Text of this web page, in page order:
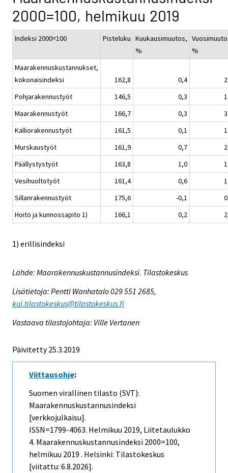
2000=100, helmikuu 2019
Indeksi 2000=100 Pisteluku Kuukausimuutos,
%
%
Maarakennuskustannukset,
kokonaisindeksi
162,8 0,4
Pohjarakennustyöt
146,5 0,3
Maarakennustyöt
166,7 0,3
Kalliorakennustyöt
161,5 0,1
Murskaustyöt
161,9 0,7
Päällystystyöt
163,8 1,0
Vesihuoltotyöt
161,4 0,6
Sillanrakennustyöt
175,6 -0,1
Hoito ja kunnossapito 1)
166,1 0,2
1) erillisindeksi
Lähde: Maarakennuskustannusindeksi. Tilastokeskus
Lisätietoja: Pentti Wanhatalo 029 551 2685,
kui.tilastokeskus@tilastokeskus.fi
Vastaava tilastojohtaja: Ville Vertanen
Päivitetty 25.3.2019
Viittausohje:
Suomen virallinen tilasto (SVT):
Maarakennuskustannusindeksi
[verkkojulkaisu].
ISSN=1799-4063. Helmikuu 2019, Liitetaulukko
4. Maarakennuskustannusindeksi 2000=100,
helmikuu 2019 . Helsinki: Tilastokeskus
[viitattu: 6.8.2026].